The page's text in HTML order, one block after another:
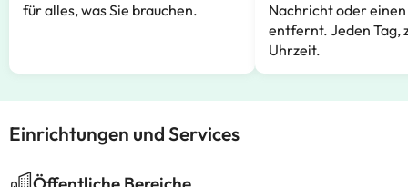
für alles, was Sie brauchen.
Nachricht oder
entfernt. Jeden Tag,
Uhrzeit.
Einrichtungen und Services